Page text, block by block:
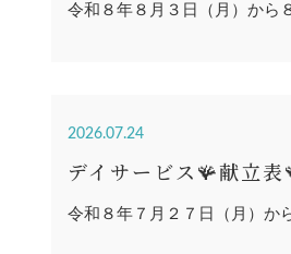
令和８年８月３日（月）から
2026.07.24
デイサービス🪸献立表
令和８年７月２７日（月）か